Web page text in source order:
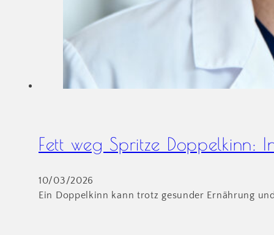
Fett weg Spritze Doppelkinn:
10/03/2026
Ein Doppelkinn kann trotz gesunder Ernährung